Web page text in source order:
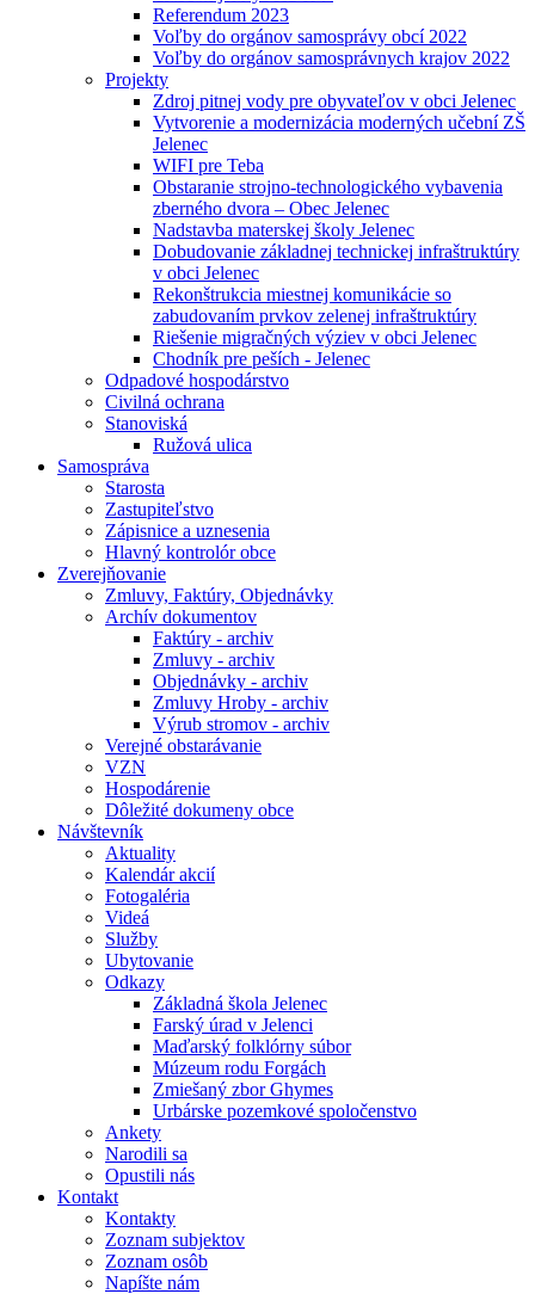
Referendum 2023
Voľby do orgánov samosprávy obcí 2022
Voľby do orgánov samosprávnych krajov 2022
Projekty
Zdroj pitnej vody pre obyvateľov v obci Jelenec
Vytvorenie a modernizácia moderných učební ZŠ
Jelenec
WIFI pre Teba
Obstaranie strojno-technologického vybavenia
zberného dvora – Obec Jelenec
Nadstavba materskej školy Jelenec
Dobudovanie základnej technickej infraštruktúry
v obci Jelenec
Rekonštrukcia miestnej komunikácie so
zabudovaním prvkov zelenej infraštruktúry
Riešenie migračných výziev v obci Jelenec
Chodník pre peších - Jelenec
Odpadové hospodárstvo
Civilná ochrana
Stanoviská
Ružová ulica
Samospráva
Starosta
Zastupiteľstvo
Zápisnice a uznesenia
Hlavný kontrolór obce
Zverejňovanie
Zmluvy, Faktúry, Objednávky
Archív dokumentov
Faktúry - archiv
Zmluvy - archiv
Objednávky - archiv
Zmluvy Hroby - archiv
Výrub stromov - archiv
Verejné obstarávanie
VZN
Hospodárenie
Dôležité dokumeny obce
Návštevník
Aktuality
Kalendár akcií
Fotogaléria
Videá
Služby
Ubytovanie
Odkazy
Základná škola Jelenec
Farský úrad v Jelenci
Maďarský folklórny súbor
Múzeum rodu Forgách
Zmiešaný zbor Ghymes
Urbárske pozemkové spoločenstvo
Ankety
Narodili sa
Opustili nás
Kontakt
Kontakty
Zoznam subjektov
Zoznam osôb
Napíšte nám